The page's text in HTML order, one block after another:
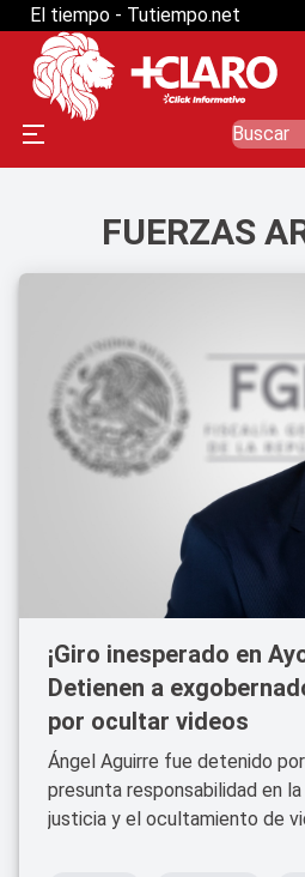
El tiempo - Tutiempo.net
FUERZAS
¡Giro inesperado en
Detienen a
por ocultar videos
Ángel Aguirre fue detenido por
presunta responsabilidad en
justicia y el ocultamiento de